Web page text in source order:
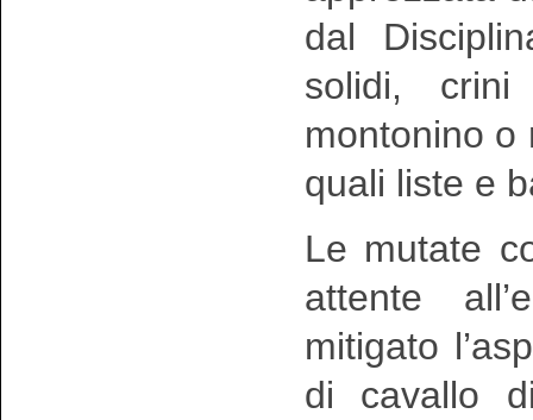
dal
solidi,
montonino o
quali liste e
Le mutate
attente
mitigato
di cavallo